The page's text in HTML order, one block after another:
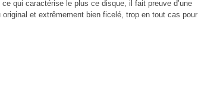
qui caractérise le plus ce disque, il fait preuve d’une
et extrêmement bien ficelé, trop en tout cas pour